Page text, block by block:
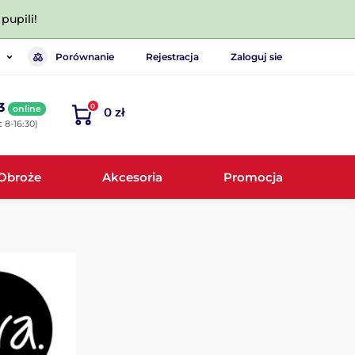
Porównanie Rejestracja Zaloguj sie
online
8-16:30)
0 0 zł
Akcesoria Promocja